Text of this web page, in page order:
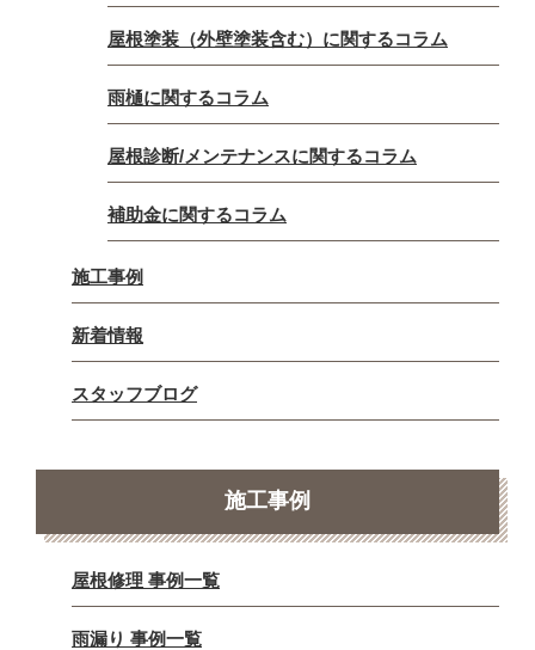
屋根塗装（外壁塗装含む）に関するコラム
雨樋に関するコラム
屋根診断/メンテナンスに関するコラム
補助金に関するコラム
施工事例
新着情報
スタッフブログ
施工事例
屋根修理 事例一覧
雨漏り 事例一覧